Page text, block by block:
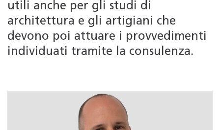
utili anche per gli studi di
architettura e gli artigiani che
devono poi attuare i provvedimenti
individuati tramite la consulenza.